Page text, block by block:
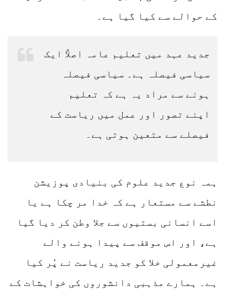
کے حوالے سے کیا گیا ہے۔
جدید عہد میں تعلیم عامہ اصلاً ایک
سیاسی فیصلہ ہے۔ سیاسی فیصلہ
ہونے سے مراد یہ ہے کہ تعلیم
اپنے تصور اور عمل میں ریاست کے
فیصلے سے متعین ہوتی ہے۔
ہمہ نوع جدید علوم کی بنیادی پوزیشن
نطشے سے مستعار ہے کہ خدا مر چکا ہے یا
اسے انسانی بستیوں سے جلا وطن کر دیا گیا
ہے، اور اس موقف سے پیدا ہونے والے
غیرمعمولی خلا کو جدید ریاست نے پُر کیا
ہے۔ ہمارے مذہبی دانشوروں کی خواہشات کے